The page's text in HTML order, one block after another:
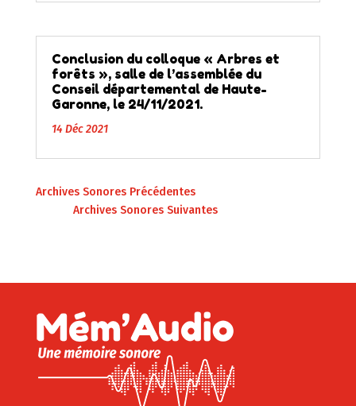
Conclusion du colloque « Arbres et
forêts », salle de l’assemblée du
Conseil départemental de Haute-
Garonne, le 24/11/2021.
14 Déc 2021
« Entrées précédentes